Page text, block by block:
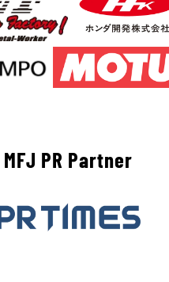
MFJ PR Partner